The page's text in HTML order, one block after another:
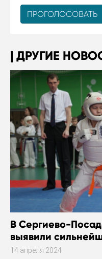
ДРУГИЕ
В Сергиево-
выявили
14 апреля 2024